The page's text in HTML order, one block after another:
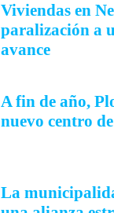
Viviendas en
paralización a
avance
A fin de año,
nuevo centro
La